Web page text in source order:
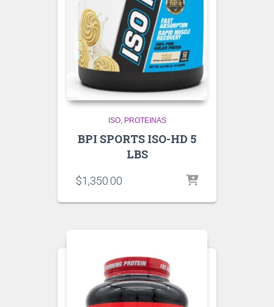
ISO PROTEINAS
BPI SPORTS ISO-HD 5
LBS
$1,350.00